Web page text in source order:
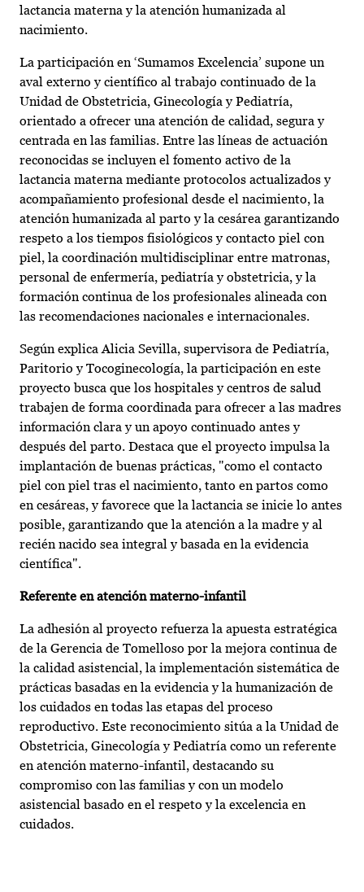
lactancia materna y la atención humanizada al
nacimiento.
La participación en ‘Sumamos Excelencia’ supone un
aval externo y científico al trabajo continuado de la
Unidad de Obstetricia, Ginecología y Pediatría,
orientado a ofrecer una atención de calidad, segura y
centrada en las familias. Entre las líneas de actuación
reconocidas se incluyen el fomento activo de la
lactancia materna mediante protocolos actualizados y
acompañamiento profesional desde el nacimiento, la
atención humanizada al parto y la cesárea garantizando
respeto a los tiempos fisiológicos y contacto piel con
piel, la coordinación multidisciplinar entre matronas,
personal de enfermería, pediatría y obstetricia, y la
formación continua de los profesionales alineada con
las recomendaciones nacionales e internacionales.
Según explica Alicia Sevilla, supervisora de Pediatría,
Paritorio y Tocoginecología, la participación en este
proyecto busca que los hospitales y centros de salud
trabajen de forma coordinada para ofrecer a las madres
información clara y un apoyo continuado antes y
después del parto. Destaca que el proyecto impulsa la
implantación de buenas prácticas, "como el contacto
piel con piel tras el nacimiento, tanto en partos como
en cesáreas, y favorece que la lactancia se inicie lo antes
posible, garantizando que la atención a la madre y al
recién nacido sea integral y basada en la evidencia
científica".
Referente en atención materno-infantil
La adhesión al proyecto refuerza la apuesta estratégica
de la Gerencia de Tomelloso por la mejora continua de
la calidad asistencial, la implementación sistemática de
prácticas basadas en la evidencia y la humanización de
los cuidados en todas las etapas del proceso
reproductivo. Este reconocimiento sitúa a la Unidad de
Obstetricia, Ginecología y Pediatría como un referente
en atención materno-infantil, destacando su
compromiso con las familias y con un modelo
asistencial basado en el respeto y la excelencia en
cuidados.